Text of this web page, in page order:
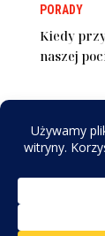
PORADY
Kiedy
naszej